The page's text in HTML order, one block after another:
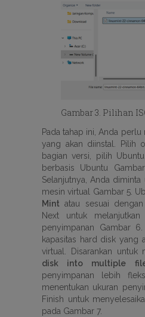
Gambar 3. Pilihan
Pada tahap ini, Anda
yang akan diinstal. Pilih
bagian versi, pilih
berbasis Ubuntu
Selanjutnya, Anda
mesin virtual Gambar 5.
Mint atau sesuai
Next untuk
penyimpanan Gambar
kapasitas hard disk yang
virtual. Disarankan untuk
disk into multiple
penyimpanan lebih
menentukan ukuran
Finish untuk
pada Gambar 7.